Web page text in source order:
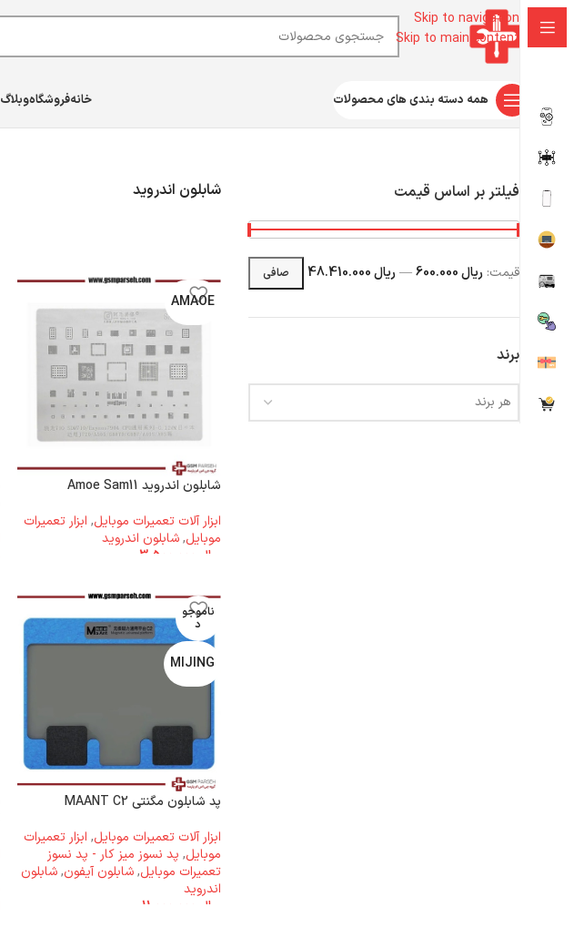
Skip to navigation
Skip to main content
همه دسته بندی های محصولات خانهفروشگاهوبلاگ
خانه
شابلون اندروید
AMAOE
شابلون اندروید Amoe Sam11
ابزار آلات تعمیرات موبایل, ابزار تعمیرات
موبایل,شابلون اندروید
ریال
ناموجو
د
MIJING
پد شابلون مگنتی MAANT C2
ابزار آلات تعمیرات موبایل, ابزار تعمیرات
موبایل, پد نسوز میز کار - پد نسوز
تعمیرات موبایل,شابلون آیفون,شابلون
اندروید
ریال
فیلتر بر اساس قیمت
صافی قيمت: ریال 600.000 — ریال 48.410.000
برند
هر برند